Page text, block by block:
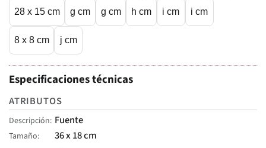
28 x 15 cm g cm g cm h cm i cm i cm
8 x 8 cm j cm
Especificaciones técnicas
ATRIBUTOS
Descripción Fuente
Tamaño
36 x 18 cm